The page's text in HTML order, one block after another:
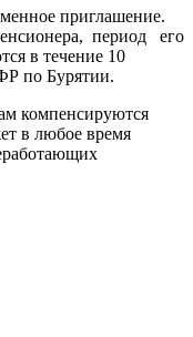
приглашение.
период его
в течение 10
по Бурятии.
компенсируются
в любое время